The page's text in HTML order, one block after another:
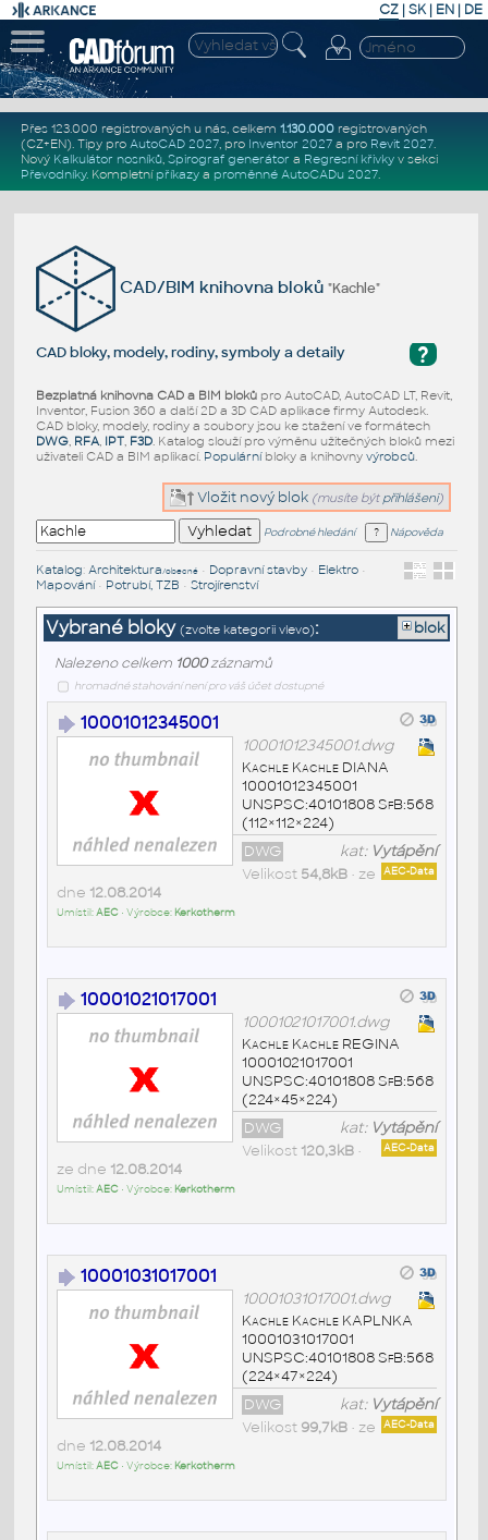
CZ | SK| EN | DE
Přes 123.000 registrovaných u nás, celkem 1.130.000registrovaných
(CZ+EN). Tipy pro AutoCAD 2027, pro Inventor 2027a pro Revit 2027.
Nový Kalkulátor nosníků, Spirograf generátor a Regresní křivkyv sekci
Převodníky. Kompletní příkazya proměnné AutoCADu 2027.
CAD/BIM knihovna bloků"Kachle"
?
CAD bloky, modely, rodiny, symboly a detaily
Bezplatná knihovna CAD a BIM blokůpro AutoCAD, AutoCAD LT, Revit,
Inventor, Fusion 360 a další 2D a 3D CAD aplikace firmy Autodesk.
CAD bloky, modely, rodiny a soubory jsou ke stažení ve formátech
DWG, RFA, IPT, F3D. Katalog slouží pro výměnu užitečných bloků mezi
uživateli CAD a BIM aplikací. Populárníbloky a knihovny výrobců.
Vložit nový blok (musíte být přihlášeni)
Podrobné hledání Nápověda
Katalog: Architektura/obecné• Dopravní stavby• Elektro•
Mapování• Potrubí, TZB • Strojírenství
Vybrané bloky (zvolte kategorii vlevo): blok
Nalezeno celkem 1000záznamů
hromadné stahování není pro váš účet dostupné
10001012345001
10001012345001.dwg
Kachle Kachle DIANA
10001012345001
UNSPSC:40101808 SfB:568
(112×112×224)
kat: Vytápění
DWG
AEC-Data
Velikost 54,8kB• ze
dne 12.08.2014
Umístil:AEC• Výrobce: Kerkotherm
10001021017001
10001021017001.dwg
Kachle Kachle REGINA
10001021017001
UNSPSC:40101808 SfB:568
(224×45×224)
kat: Vytápění
DWG
AEC-Data
Velikost 120,3kB•
ze dne 12.08.2014
Umístil:AEC• Výrobce: Kerkotherm
10001031017001
10001031017001.dwg
Kachle Kachle KAPLNKA
10001031017001
UNSPSC:40101808 SfB:568
(224×47×224)
kat: Vytápění
DWG
AEC-Data
Velikost 99,7kB• ze
dne 12.08.2014
Umístil:AEC• Výrobce: Kerkotherm